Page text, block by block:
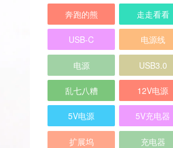
奔跑的熊 走走看看
USB-C 电源线
电源 USB3.0
乱七八糟 12V电源
5V电源 5V充电器
扩展坞 充电器